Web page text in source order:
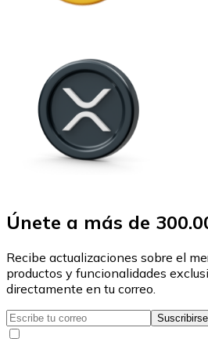
Únete a más de
Recibe actualizaciones sobre el
productos y funcionalidades
directamente en tu correo.
Suscribirse